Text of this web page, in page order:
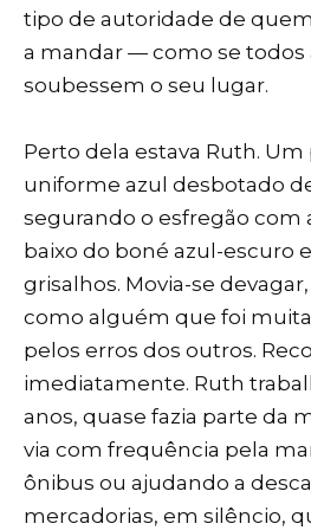
tipo de autoridade de
a mandar — como se todos
soubessem o seu lugar.
Perto dela estava Ruth.
uniforme azul desbotado
segurando o esfregão com
baixo do boné azul-escuro
grisalhos. Movia-se
como alguém que foi
pelos erros dos outros.
imediatamente. Ruth
anos, quase fazia parte da
via com frequência pela
ônibus ou ajudando a
mercadorias, em silêncio,